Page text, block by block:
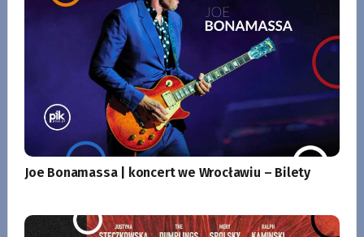
Joe Bonamassa | koncert we Wrocławiu – Bilety